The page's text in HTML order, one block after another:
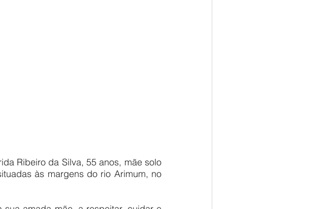
Ribeiro da Silva, 55 anos, mãe solo
às margens do rio Arimum, no